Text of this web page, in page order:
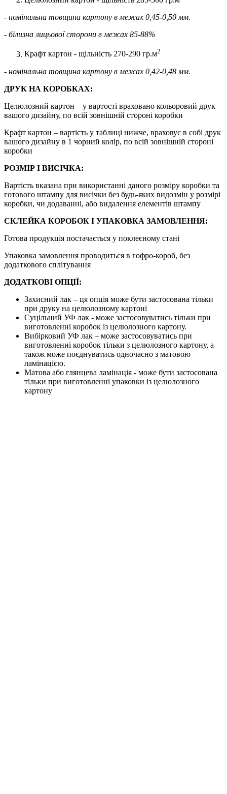
- номінальна товщина картону в межах 0,45-0,50 мм.
- білизна лицьової сторони в межах 85-88%
Крафт картон - щільність 270-290 гр.м2
- номінальна товщина картону в межах 0,42-0,48 мм.
ДРУК НА КОРОБКАХ:
Целюлозний картон – у вартості враховано кольоровий друк
вашого дизайну, по всій зовнішній стороні коробки
Крафт картон – вартість у таблиці нижче, враховує в собі друк
вашого дизайну в 1 чорний колір, по всій зовнішній стороні
коробки
РОЗМІР І ВИСІЧКА:
Вартість вказана при використанні даного розміру коробки та
готового штампу для висічки без будь-яких видозмін у розмірі
коробки, чи додаванні, або видалення елементів штампу
СКЛЕЙКА КОРОБОК І УПАКОВКА ЗАМОВЛЕННЯ:
Готова продукція постачається у поклеєному стані
Упаковка замовлення проводиться в гофро-короб, без
додаткового сплітування
ДОДАТКОВІ ОПЦІЇ:
Захисний лак – ця опція може бути застосована тільки
при друку на целюлозному картоні
Суцільний УФ лак - може застосовуватись тільки при
виготовленні коробок із целюлозного картону.
Вибірковий УФ лак – може застосовуватись при
виготовленні коробок тільки з целюлозного картону, а
також може поєднуватись одночасно з матовою
ламінацією.
Матова або глянцева ламінація - може бути застосована
тільки при виготовленні упаковки із целюлозного
картону